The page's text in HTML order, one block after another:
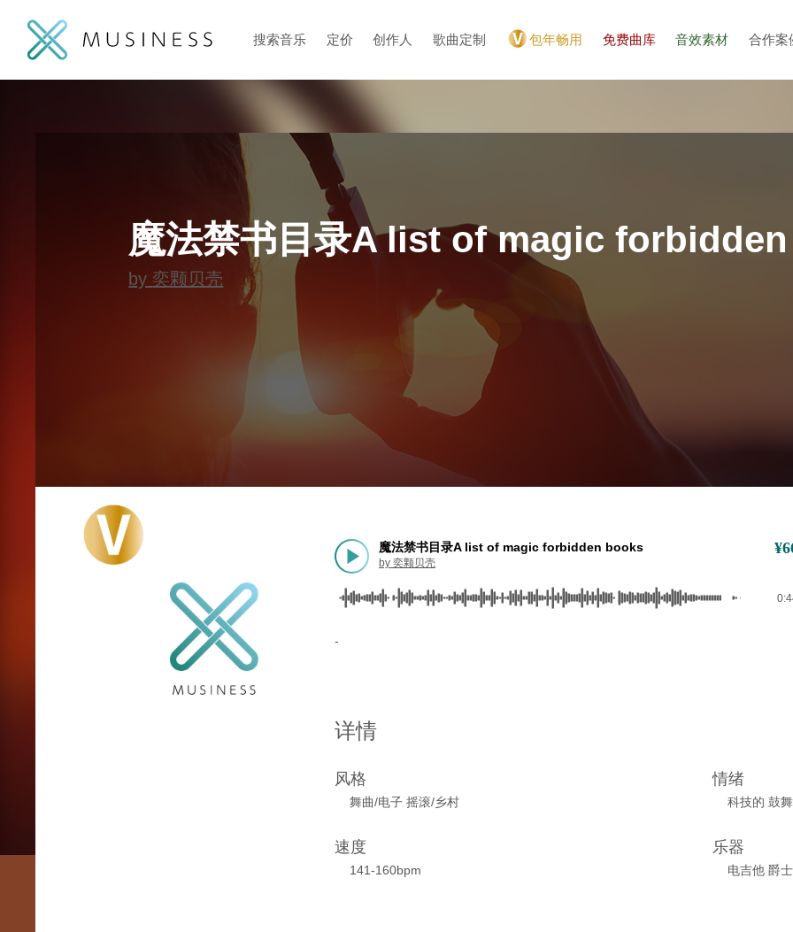
搜索音乐 定价 创作人 歌曲定制 包年畅用 免费曲库 音效素材 合作案
魔法禁书目录A list of magic
by 奕颗贝壳
魔法禁书目录A list of magic forbidden books
by 奕颗贝壳
¥
-
详情
风格
舞曲/电子 摇滚/乡村
情绪
科技的 鼓
速度
141-160bpm
乐器
电吉他 爵